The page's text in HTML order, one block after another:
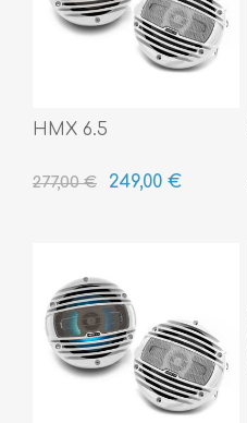
HMX 6.5
277,00 € 249,00 €